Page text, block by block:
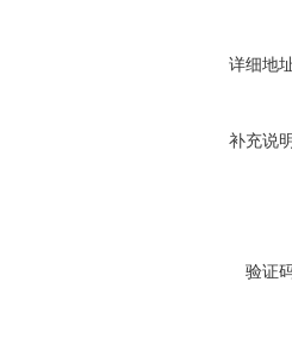
详细地
补充说
验证